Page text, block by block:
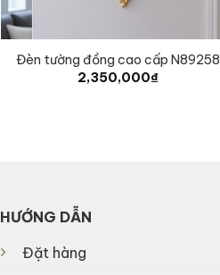
Đèn tường đồng cao cấp N89258
2,350,000₫
HƯỚNG DẪN
Đặt hàng